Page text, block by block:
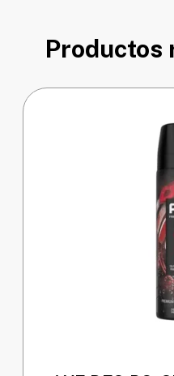
Productos